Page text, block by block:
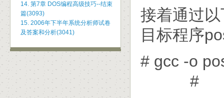
接着通过
目标程序
# gcc -o
#
14. 第7章 DOS编程高级技巧--结束
篇(3093)
15. 2006年下半年系统分析师试卷
及答案和分析(3041)